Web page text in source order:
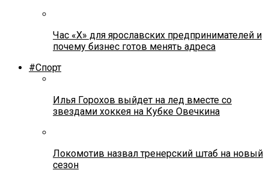
Час «Х» для ярославских предпринимателей и
почему бизнес готов менять адреса
#Спорт
Илья Горохов выйдет на лед вместе со
звездами хоккея на Кубке Овечкина
Локомотив назвал тренерский штаб на новый
сезон